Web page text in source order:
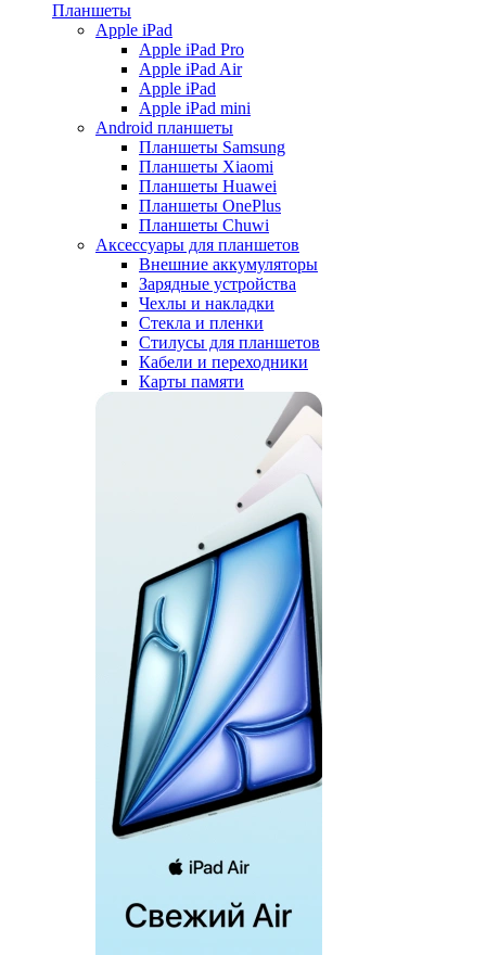
Планшеты
Apple iPad
Apple iPad Pro
Apple iPad Air
Apple iPad
Apple iPad mini
Android планшеты
Планшеты Samsung
Планшеты Xiaomi
Планшеты Huawei
Планшеты OnePlus
Планшеты Chuwi
Аксессуары для планшетов
Внешние аккумуляторы
Зарядные устройства
Чехлы и накладки
Стекла и пленки
Стилусы для планшетов
Кабели и переходники
Карты памяти